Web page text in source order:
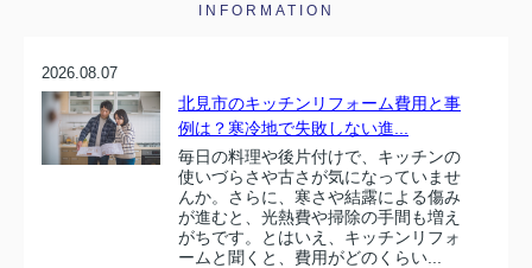
INFORMATION
2026.08.07
北見市のキッチンリフォーム費用と事
例は？寒冷地で失敗しない進...
毎日の料理や後片付けで、キッチンの
使いづらさや古さが気になっていませ
んか。さらに、寒さや結露による傷み
が進むと、光熱費や掃除の手間も増え
がちです。とはいえ、キッチンリフォ
ームと聞くと、費用がどのくらい...